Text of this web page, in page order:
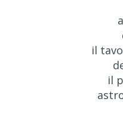
il
il